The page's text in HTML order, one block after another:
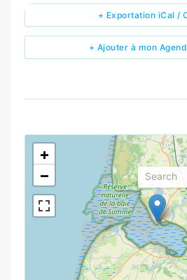
+ Ajouter à mon
+ Exportation iCal /
<!---->
+
−